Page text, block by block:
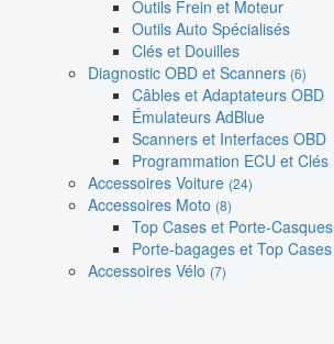
Outils Frein et Moteur
Outils Auto Spécialisés
Clés et Douilles
Diagnostic OBD et Scanners (6)
Câbles et Adaptateurs OBD
Émulateurs AdBlue
Scanners et Interfaces OBD
Programmation ECU et Clés
Accessoires Voiture (24)
Accessoires Moto (8)
Top Cases et Porte-Casques
Porte-bagages et Top Cases
Accessoires Vélo (7)